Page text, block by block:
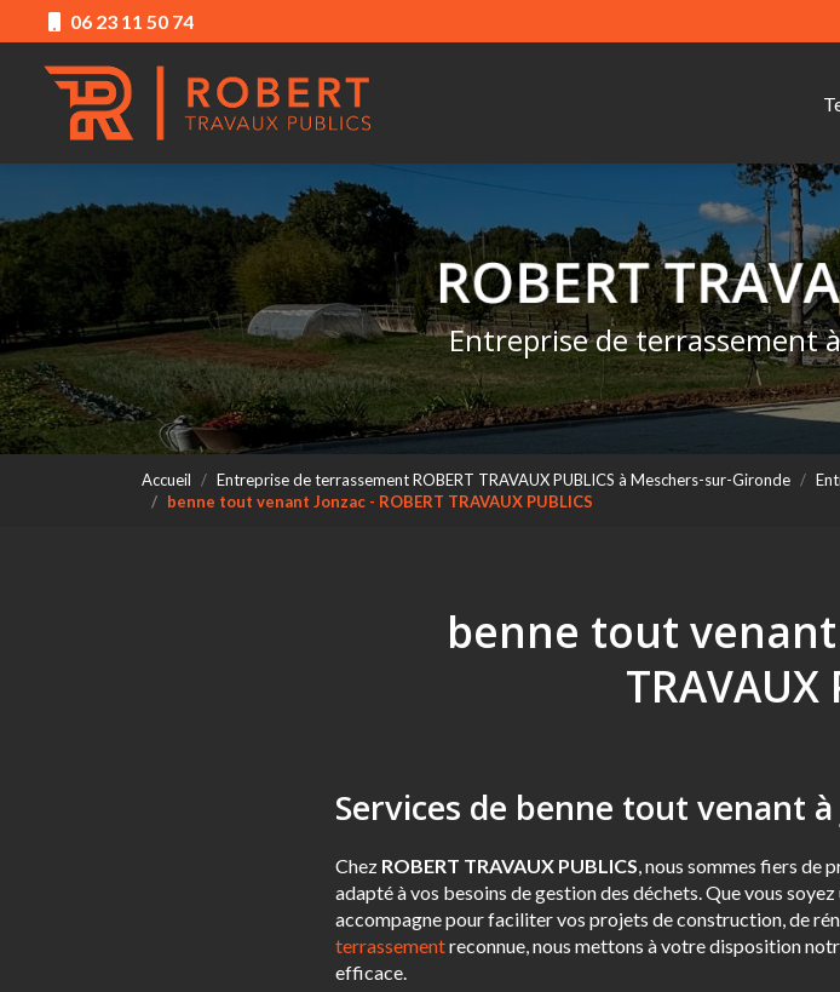
au
contenu
principal
06 23 11 50 74
Entreprise de terrassement
Accueil Entreprise de terrassement ROBERT TRAVAUX PUBLICS à Meschers-sur-Gironde
benne tout venant Jonzac - ROBERT TRAVAUX PUBLICS
benne tout venant
TRAVAUX
Services de benne tout venant à
Chez ROBERT TRAVAUX PUBLICS, nous sommes fiers de
adapté à vos besoins de gestion des déchets. Que vous
accompagne pour faciliter vos projets de construction, de
terrassementreconnue, nous mettons à votre disposition
efficace.